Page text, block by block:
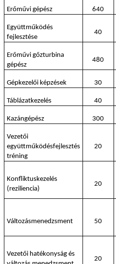
Erőművi gépész 640
Együttműködés
fejlesztése
40
Erőművi gőzturbina
gépész
480
Gépkezelői képzések 30
Táblázatkezelés 40
Kazángépész 300
Vezetői
együttműködésfejlesztés
tréning
20
Konfliktuskezelés
(reziliencia)
20
Változásmenedzsment 50
Vezetői hatékonyság és
20